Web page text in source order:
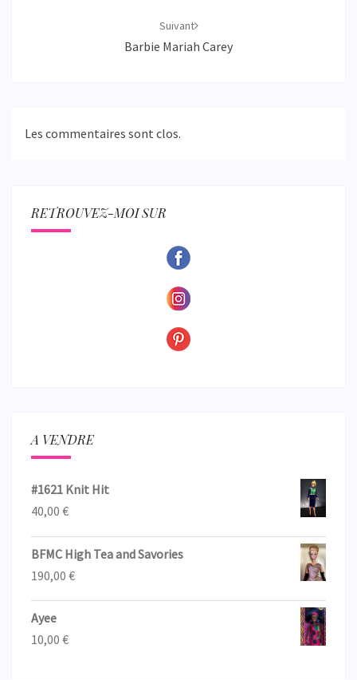
Suivant
Barbie Mariah Carey
Les commentaires sont clos.
RETROUVEZ-MOI SUR
A VENDRE
#1621 Knit Hit
40,00 €
BFMC High Tea and Savories
190,00 €
Ayee
10,00 €